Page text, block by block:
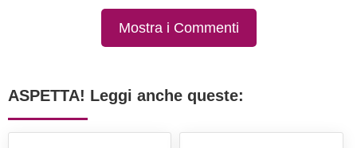
Mostra i Commenti
ASPETTA! Leggi anche queste: